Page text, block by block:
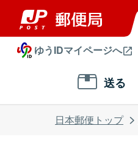
ゆうIDマイページへ
送る
日本郵便トップ